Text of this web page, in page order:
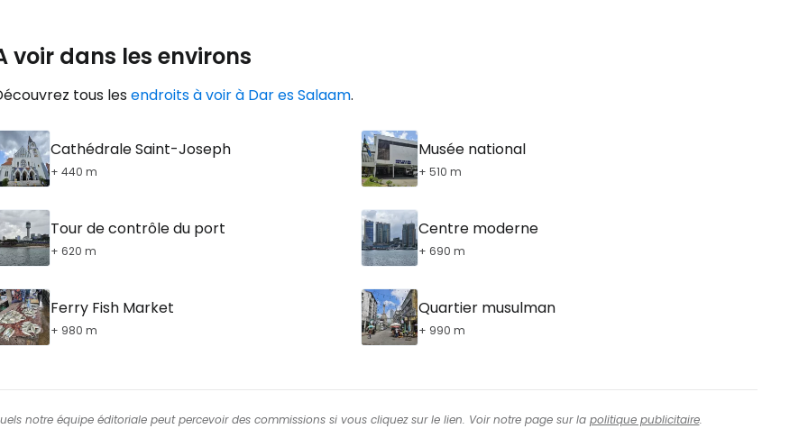
voir dans les environs
tous lesendroits à voir à Dar es Salaam.
Cathédrale Saint-Joseph
+ 440 m
Musée national
+ 510 m
Tour de contrôle du port
+ 620 m
Centre moderne
+ 690 m
Ferry Fish Market
+ 980 m
Quartier musulman
+ 990 m
notre équipe éditoriale peut percevoir des commissions si vous cliquez sur le lien. Voir notre page sur la politique publicitaire.
Poursuivre avec le courrier électronique